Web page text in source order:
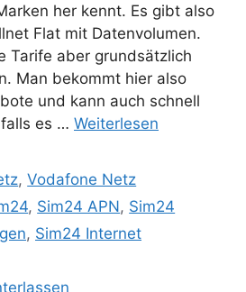
her kennt. Es gibt also
Flat mit Datenvolumen.
Tarife aber grundsätzlich
Man bekommt hier also
und kann auch schnell
es … Weiterlesen
,Vodafone Netz
, Sim24 APN, Sim24
, Sim24 Internet